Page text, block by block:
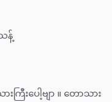
န့်
ကြီးပေါ့ဗျာ ။ တောသား